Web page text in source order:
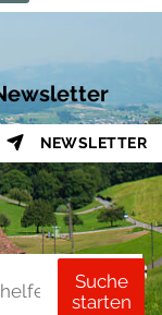
NEWSLETTER
Suche
starten